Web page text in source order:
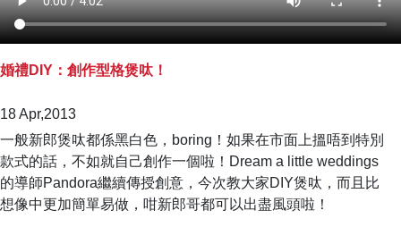
婚禮DIY：創作型格煲呔！
18 Apr,2013
一般新郎煲呔都係黑白色，boring！如果在市面上搵唔到特別
款式的話，不如就自己創作一個啦！Dream a little weddings
的導師Pandora繼續傳授創意，今次教大家DIY煲呔，而且比
想像中更加簡單易做，咁新郎哥都可以出盡風頭啦！